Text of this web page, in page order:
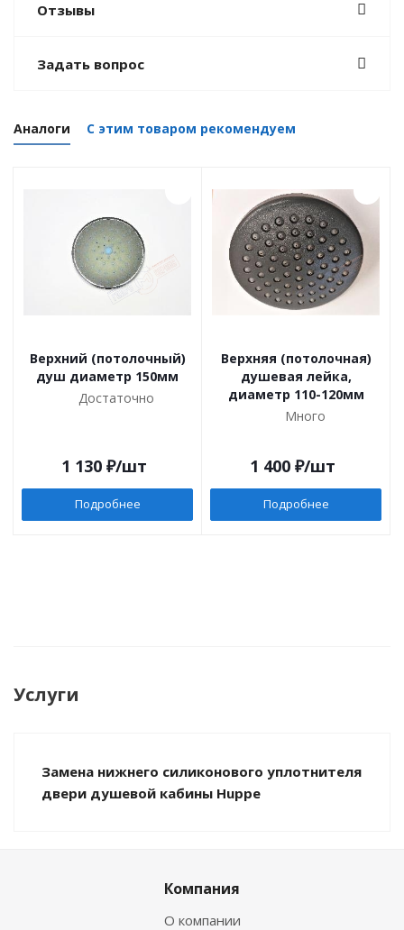
Отзывы
Задать вопрос
Аналоги С этим товаром рекомендуем
Верхний (потолочный)
душ диаметр 150мм
Достаточно
1 130 ₽/шт
Подробнее
Верхняя (потолочная)
душевая лейка,
диаметр 110-120мм
Много
1 400 ₽/шт
Подробнее
Услуги
Замена нижнего силиконового уплотнителя
двери душевой кабины Huppe
Компания
О компании